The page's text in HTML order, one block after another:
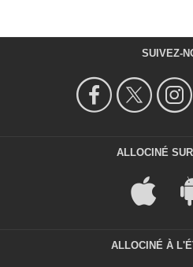
SUIVEZ-
ALLOCINÉ
ALLOCINÉ À